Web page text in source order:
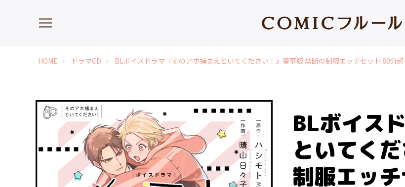
HOME chevron_right ドラマCD chevron_right BLボイスドラマ『そのアホ捕まえといてください！』豪華版 禁断の制服エッチセット 80分超
BLボイス
といてく
制服エッ